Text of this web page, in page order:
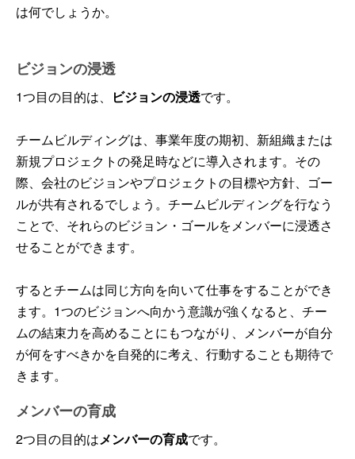
は何でしょうか。
ビジョンの浸透
1つ目の目的は、 ビジョンの浸透です。
チームビルディングは、事業年度の期初、新組織または
新規プロジェクトの発足時などに導入されます。その
際、会社のビジョンやプロジェクトの目標や方針、ゴー
ルが共有されるでしょう。チームビルディングを行なう
ことで、それらのビジョン・ゴールをメンバーに浸透さ
せることができます。
するとチームは同じ方向を向いて仕事をすることができ
ます。1つのビジョンへ向かう意識が強くなると、チー
ムの結束力を高めることにもつながり、メンバーが自分
が何をすべきかを自発的に考え、行動することも期待で
きます。
メンバーの育成
2つ目の目的はメンバーの育成です。